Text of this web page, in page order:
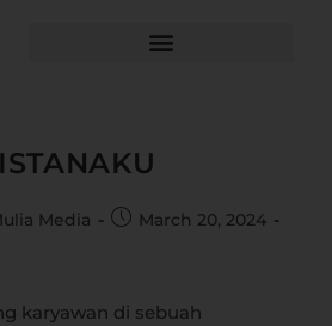
Media
March 20, 2024
karyawan di sebuah